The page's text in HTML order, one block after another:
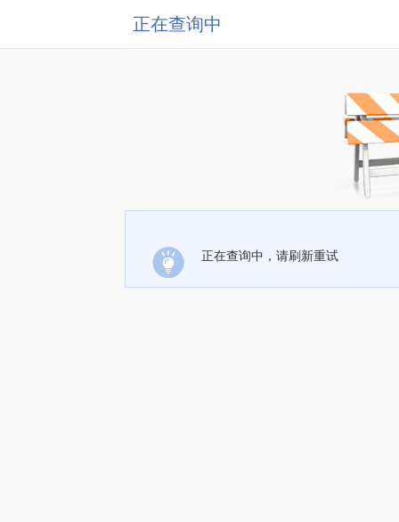
正在查询中
正在查询中，请刷新重试